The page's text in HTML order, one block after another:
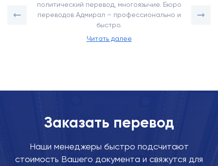
политический перевод, многоязычие. Бюро
переводов Адмирал – профессионально и
быстро.
Читать далее
Заказать перевод
Наши менеджеры быстро подсчитают
стоимость Вашего документа и свяжутся для